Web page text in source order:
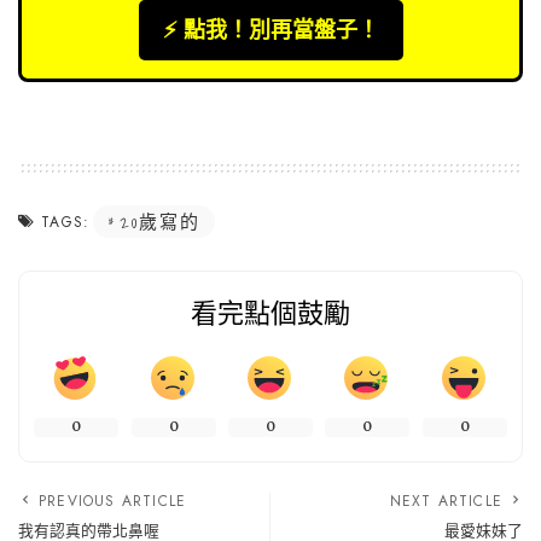
⚡️ 點我！別再當盤子！
TAGS: 20歲寫的
看完點個鼓勵
0 0 0 0 0
PREVIOUS ARTICLE
我有認真的帶北鼻喔
NEXT ARTICLE
最愛妹妹了